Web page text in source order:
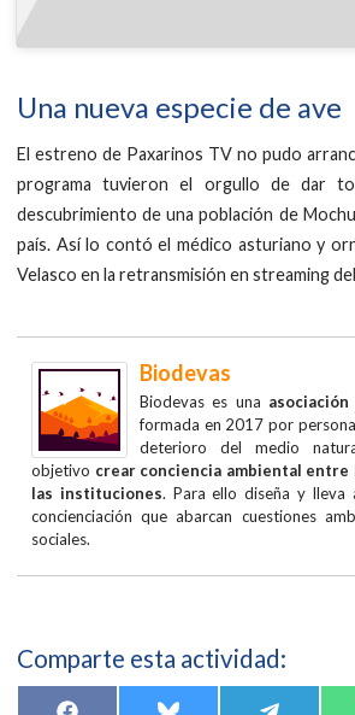
Una nueva especie de ave
El estreno de Paxarinos TV no pudo
programa tuvieron el orgullo de dar
descubrimiento de una población de
país. Así lo contó el médico asturiano y
Velasco en la retransmisión en streaming
Biodevas
Biodevas es una
formada en 2017 por
deterioro del medio
objetivo crear conciencia ambiental entre
las instituciones. Para ello diseña y lleva
concienciación que abarcan cuestiones
sociales.
Comparte esta actividad: